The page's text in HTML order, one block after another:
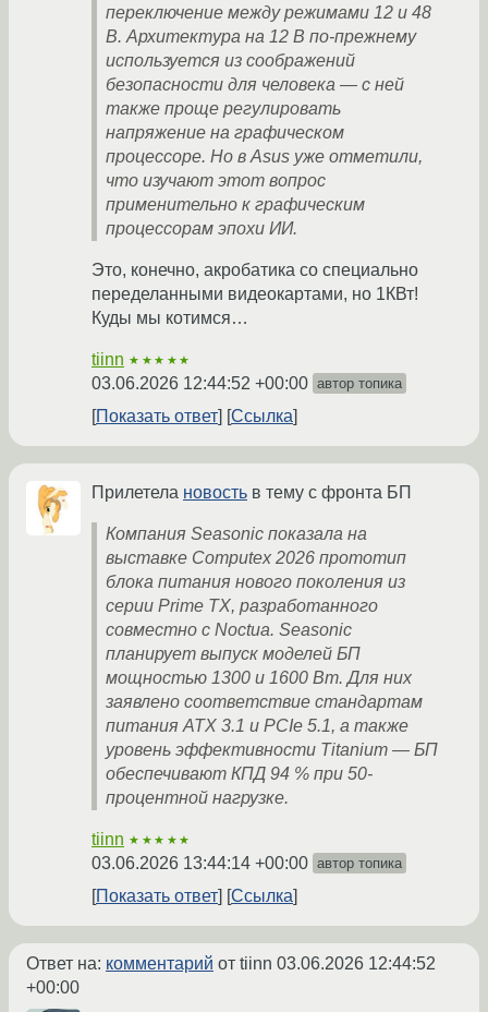
переключение между режимами 12 и 48
В. Архитектура на 12 В по-прежнему
используется из соображений
безопасности для человека — с ней
также проще регулировать
напряжение на графическом
процессоре. Но в Asus уже отметили,
что изучают этот вопрос
применительно к графическим
процессорам эпохи ИИ.
Это, конечно, акробатика со специально
переделанными видеокартами, но 1КВт!
Куды мы котимся…
tiinn ★★★★★
03.06.2026 12:44:52 +00:00 автор топика
Показать ответ Ссылка
Прилетела новость в тему с фронта БП
Компания Seasonic показала на
выставке Computex 2026 прототип
блока питания нового поколения из
серии Prime TX, разработанного
совместно с Noctua. Seasonic
планирует выпуск моделей БП
мощностью 1300 и 1600 Вт. Для них
заявлено соответствие стандартам
питания ATX 3.1 и PCIe 5.1, а также
уровень эффективности Titanium — БП
обеспечивают КПД 94 % при 50-
процентной нагрузке.
tiinn ★★★★★
03.06.2026 13:44:14 +00:00 автор топика
Показать ответ Ссылка
Ответ на: комментарий от tiinn 03.06.2026 12:44:52
+00:00